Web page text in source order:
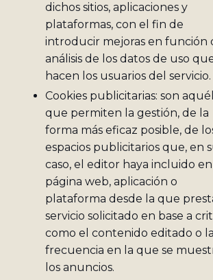
dichos sitios, aplicaciones y
plataformas, con el fin de
introducir mejoras en función
análisis de los datos de uso
hacen los usuarios del servicio.
Cookies publicitarias: son
que permiten la gestión, de la
forma más eficaz posible, de
espacios publicitarios que, en
caso, el editor haya incluido
página web, aplicación o
plataforma desde la que
servicio solicitado en base a
como el contenido editado o la
frecuencia en la que se
los anuncios.